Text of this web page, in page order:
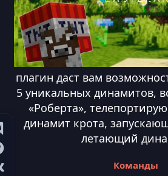
плагин даст вам
5 уникальных динамитов,
«Роберта»,
динамит крота,
летающий
Команды